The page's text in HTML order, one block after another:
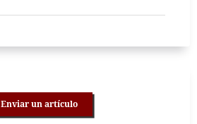
Enviar un artículo